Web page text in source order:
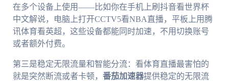
在多个设备上使用——比如你在手机上刷抖音看世界杯
中文解说，电脑上打开CCTV5看NBA直播，平板上用腾
讯体育看英超，这些设备都能同时加速，不用切换账号
或者额外付费。
第三是稳定无限流量和智能分流：看体育直播最害怕的
就是突然断流或者卡顿， 番茄加速器提供稳定的无限流